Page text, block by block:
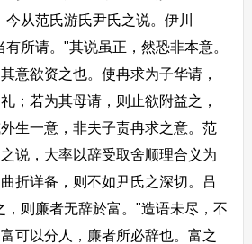
从范氏游氏尹氏之说。伊川
所请。"其说虽正，然恐非本意。
意欲资之也。使冉求为子华请，
；若为其母请，则止欲附益之，
生一意，非夫子责冉求之意。范
说，大率以辞受取舍顺理合义为
折详备，则不如尹氏之深切。吕
，则廉者无辞於富。"造语未尽，不
可以分人，廉者所必辞也。富之